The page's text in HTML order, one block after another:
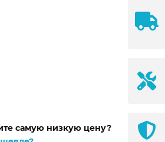
самую низкую цену?